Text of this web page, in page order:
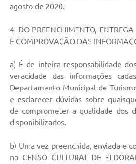
agosto de 2020.
4. DO PREENCHIMENTO,
E COMPROVAÇÃO DAS
a) É de inteira responsabilidade
veracidade das informações
Departamento Municipal de
e esclarecer dúvidas sobre
de comprometer a qualidade dos
disponibilizados.
b) Uma vez preenchida, enviada e
no CENSO CULTURAL DE